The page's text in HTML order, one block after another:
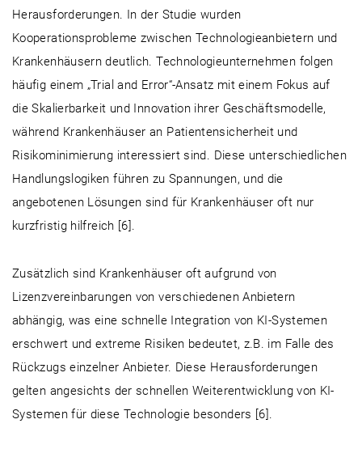
Herausforderungen. In der Studie wurden
Kooperationsprobleme zwischen Technologieanbietern und
Krankenhäusern deutlich. Technologieunternehmen folgen
häufig einem „Trial and Error“-Ansatz mit einem Fokus auf
die Skalierbarkeit und Innovation ihrer Geschäftsmodelle,
während Krankenhäuser an Patientensicherheit und
Risikominimierung interessiert sind. Diese unterschiedlichen
Handlungslogiken führen zu Spannungen, und die
angebotenen Lösungen sind für Krankenhäuser oft nur
kurzfristig hilfreich [6].
Zusätzlich sind Krankenhäuser oft aufgrund von
Lizenzvereinbarungen von verschiedenen Anbietern
abhängig, was eine schnelle Integration von KI-Systemen
erschwert und extreme Risiken bedeutet, z.B. im Falle des
Rückzugs einzelner Anbieter. Diese Herausforderungen
gelten angesichts der schnellen Weiterentwicklung von KI-
Systemen für diese Technologie besonders [6].